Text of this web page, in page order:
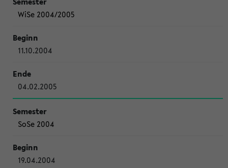
WiSe 2004/2005
11.10.2004
04.02.2005
SoSe 2004
19.04.2004